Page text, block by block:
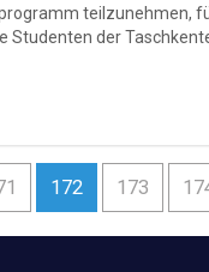
teilzunehmen,
Studenten der
172 173